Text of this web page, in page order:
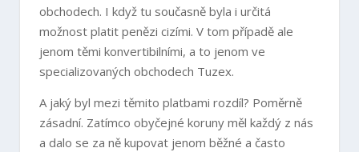
obchodech. I když tu současně byla i určitá
možnost platit penězi cizími. V tom případě ale
jenom těmi konvertibilními, a to jenom ve
specializovaných obchodech Tuzex.
A jaký byl mezi těmito platbami rozdíl? Poměrně
zásadní. Zatímco obyčejné koruny měl každý z nás
a dalo se za ně kupovat jenom běžné a často